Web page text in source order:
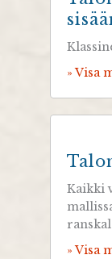
» Visa
Kaikki
» Visa